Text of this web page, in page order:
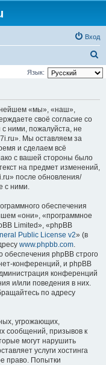
Вход
о
Язык:
«мы», «наш»,
своё согласие со
ними, пожалуйста, не
Мы оставляем за
и сделаем всё
с вашей стороны было
на предмет изменений,
после обновления/
с ними.
обеспечения
«они», «программное
Limited», «phpBB
Public License v2» (в
www.phpbb.com.
обеспечения phpBB строго
конференций, и phpBB
конференций
и/или поведения в них.
по адресу
угрожающих,
сообщений, призывов к
могут нарушить
услуги хостинга
право. Попытки